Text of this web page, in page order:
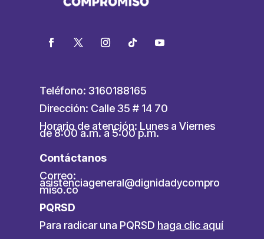
Teléfono: 3160188165
Dirección: Calle 35 # 14 70
Horario de atención: Lunes a Viernes
de 8:00 a.m. a 5:00 p.m.
Contáctanos
Correo:
asistenciageneral@dignidadycompro
miso.co
PQRSD
Para radicar una PQRSD haga clic aquí